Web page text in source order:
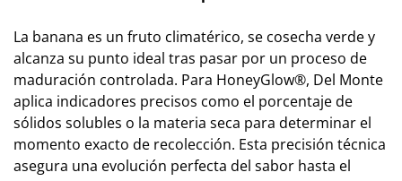
La banana es un fruto climatérico, se cosecha verde y
alcanza su punto ideal tras pasar por un proceso de
maduración controlada. Para HoneyGlow®, Del Monte
aplica indicadores precisos como el porcentaje de
sólidos solubles o la materia seca para determinar el
momento exacto de recolección. Esta precisión técnica
asegura una evolución perfecta del sabor hasta el